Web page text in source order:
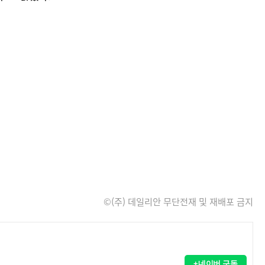
©(주) 데일리안 무단전재 및 재배포 금지